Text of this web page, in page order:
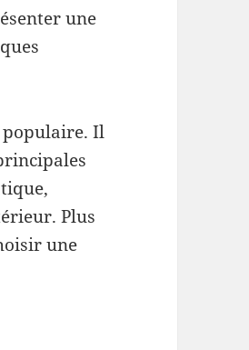
une
populaire. Il
Plus
une